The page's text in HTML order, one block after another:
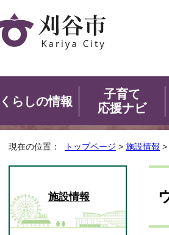
くらしの情報
子育て
応援ナビ
現在の位置： トップページ > 施設情報 >
施設情報